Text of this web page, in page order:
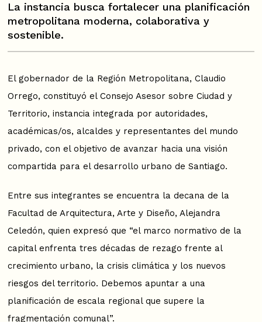
La instancia busca fortalecer una planificación
metropolitana moderna, colaborativa y
sostenible.
El gobernador de la Región Metropolitana, Claudio
Orrego, constituyó el Consejo Asesor sobre Ciudad y
Territorio, instancia integrada por autoridades,
académicas/os, alcaldes y representantes del mundo
privado, con el objetivo de avanzar hacia una visión
compartida para el desarrollo urbano de Santiago.
Entre sus integrantes se encuentra la decana de la
Facultad de Arquitectura, Arte y Diseño, Alejandra
Celedón, quien expresó que “el marco normativo de la
capital enfrenta tres décadas de rezago frente al
crecimiento urbano, la crisis climática y los nuevos
riesgos del territorio. Debemos apuntar a una
planificación de escala regional que supere la
fragmentación comunal”.